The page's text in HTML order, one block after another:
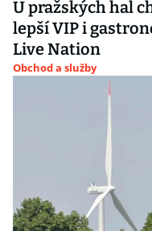
U pražských hal
lepší VIP i
Live Nation
Obchod a služby